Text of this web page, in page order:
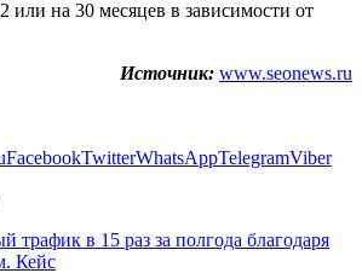
на 30 месяцев в зависимости от
Источник: www.seonews.ru
FacebookTwitterWhatsAppTelegramViber
трафик в 15 раз за полгода благодаря
Кейс